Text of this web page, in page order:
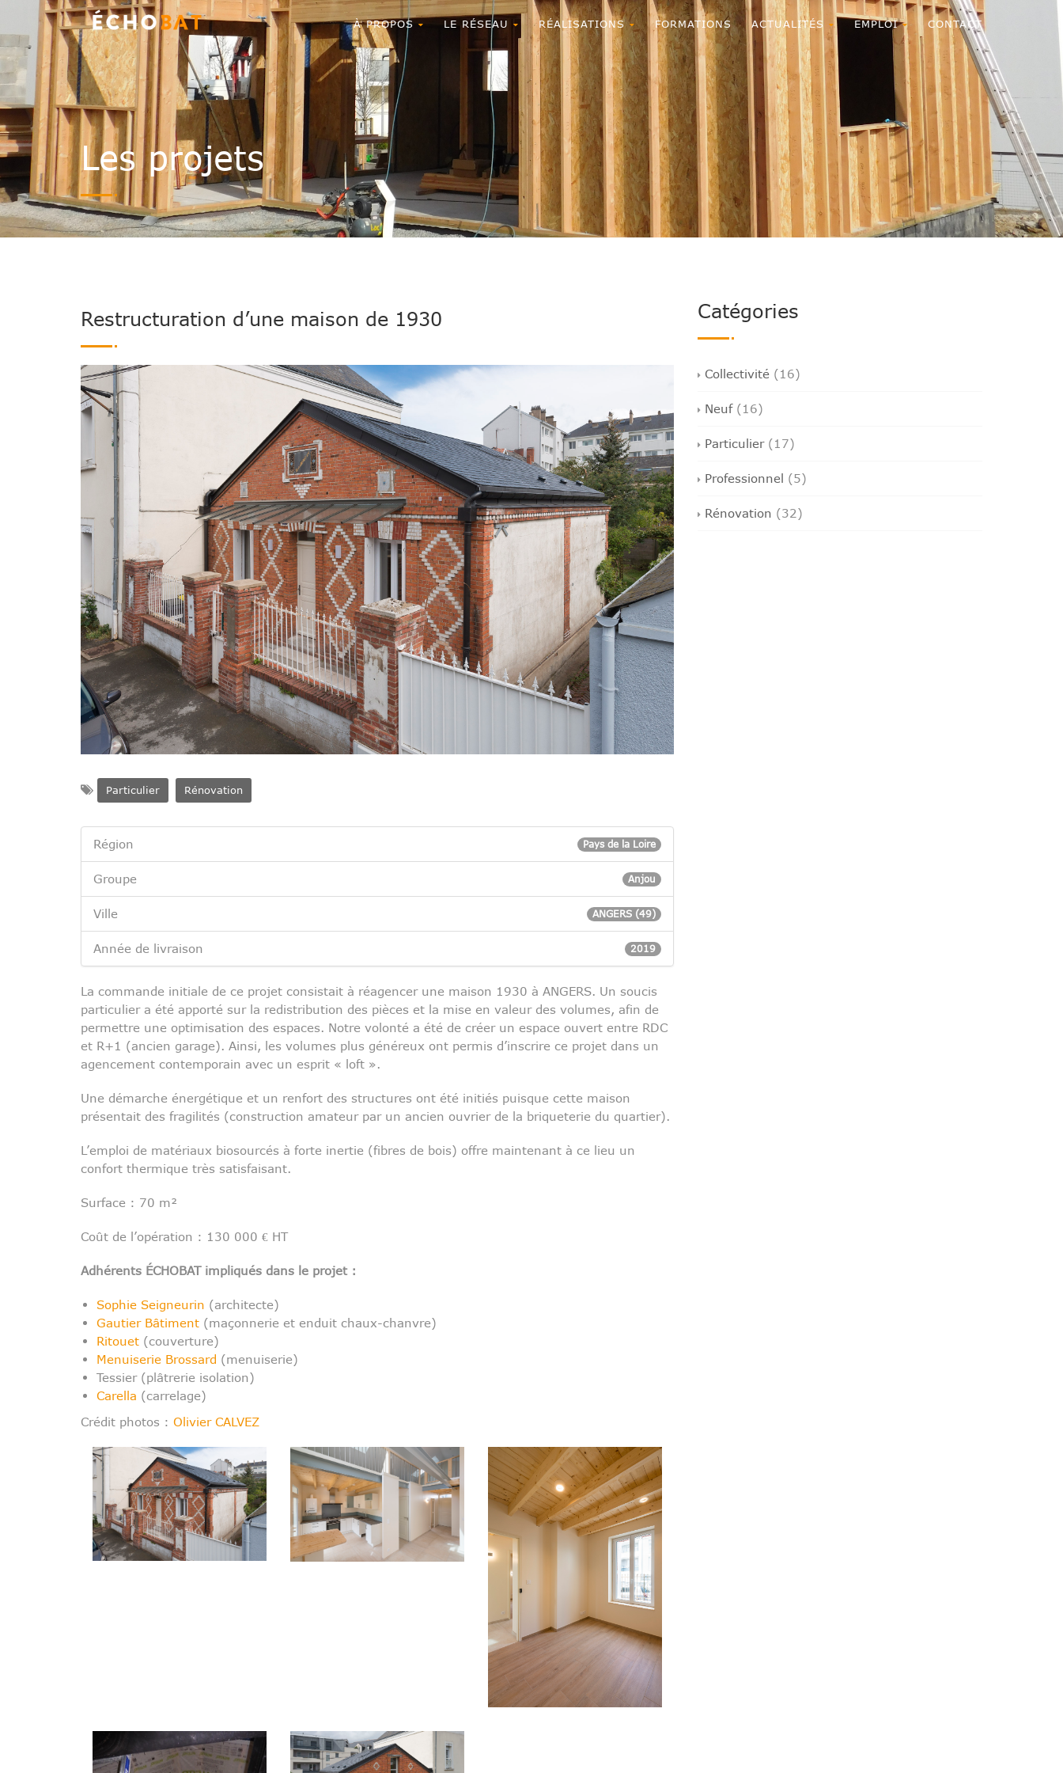
À PROPOS LE RÉSEAU RÉALISATIONS FORMATIONS ACTUALITÉS EMPLOI CONTACT
Les projets
Restructuration d’une maison de 1930
Particulier Rénovation
Région Pays de la Loire
Groupe Anjou
Ville ANGERS (49)
Année de livraison 2019
La commande initiale de ce projet consistait à réagencer une maison 1930 à ANGERS. Un soucis
particulier a été apporté sur la redistribution des pièces et la mise en valeur des volumes, afin de
permettre une optimisation des espaces. Notre volonté a été de créer un espace ouvert entre RDC
et R+1 (ancien garage). Ainsi, les volumes plus généreux ont permis d’inscrire ce projet dans un
agencement contemporain avec un esprit « loft ».
Une démarche énergétique et un renfort des structures ont été initiés puisque cette maison
présentait des fragilités (construction amateur par un ancien ouvrier de la briqueterie du quartier).
L’emploi de matériaux biosourcés à forte inertie (fibres de bois) offre maintenant à ce lieu un
confort thermique très satisfaisant.
Surface : 70 m²
Coût de l’opération : 130 000 € HT
Adhérents ÉCHOBAT impliqués dans le projet :
Sophie Seigneurin (architecte)
Gautier Bâtiment (maçonnerie et enduit chaux-chanvre)
Ritouet (couverture)
Menuiserie Brossard (menuiserie)
Tessier (plâtrerie isolation)
Carella (carrelage)
Crédit photos : Olivier CALVEZ
Catégories
Collectivité (16)
Neuf(16)
Particulier(17)
Professionnel (5)
Rénovation (32)